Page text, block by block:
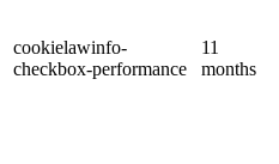
cookielawinfo-
checkbox-performance
11
months